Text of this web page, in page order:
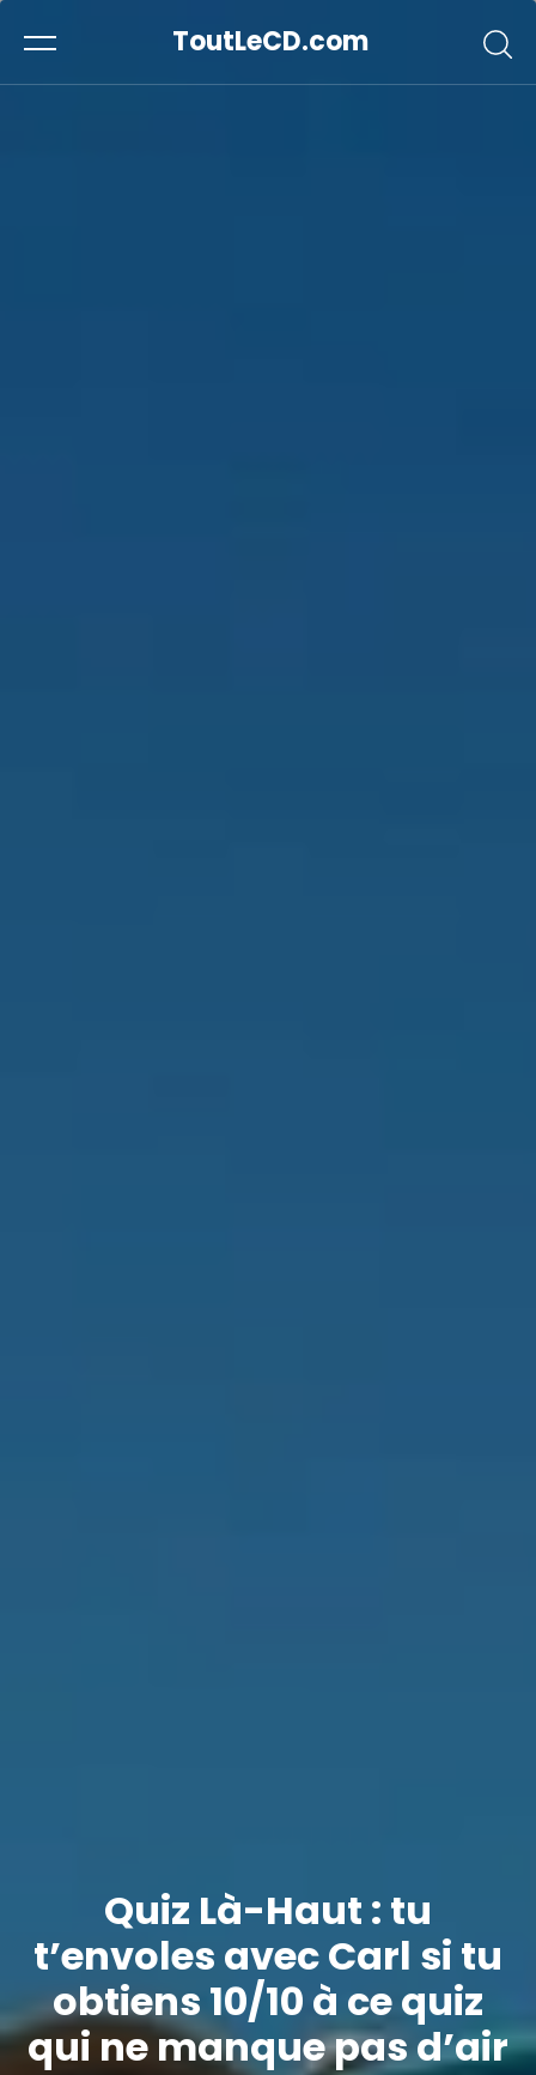
ToutLeCD.com
Quiz Là-Haut : tu
t’envoles avec Carl si tu
obtiens 10/10 à ce quiz
qui ne manque pas d’air